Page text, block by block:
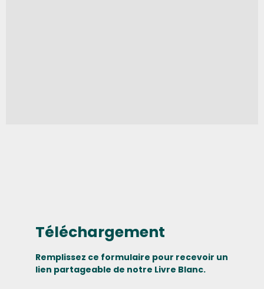
Téléchargement
Remplissez ce formulaire pour recevoir un
lien partageable de notre Livre Blanc.